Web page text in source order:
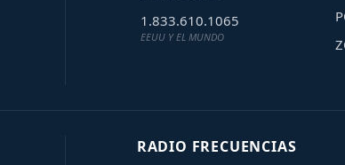
1.833.610.1065
EEUU Y EL MUNDO
RADIO FRECUENCIAS